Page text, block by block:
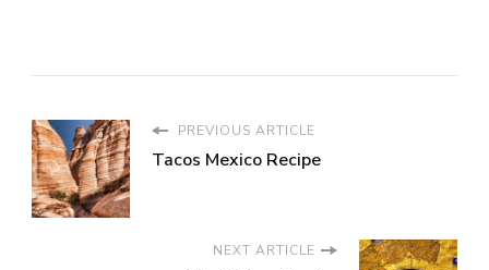
PREVIOUS ARTICLE
Tacos Mexico Recipe
NEXT ARTICLE